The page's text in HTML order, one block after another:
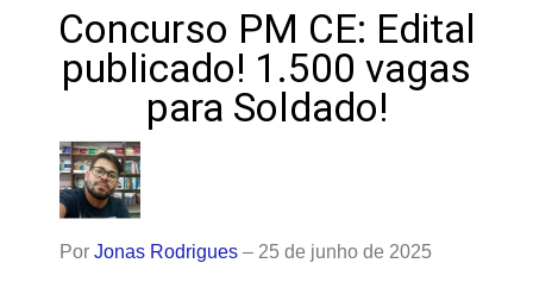
Concurso PM CE: Edital
publicado! 1.500 vagas
para Soldado!
Por Jonas Rodrigues – 25 de junho de 2025